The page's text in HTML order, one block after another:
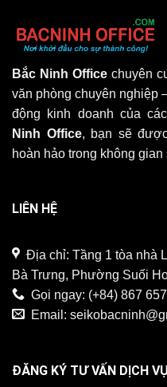
Bắc Ninh Office chuyên
văn phòng chuyên nghiệp
động kinh doanh của
Ninh Office, bạn sẽ
hoàn hảo trong không gian
LIÊN HỆ
Địa chỉ: Tầng 1 tòa nhà
Bà Trưng, Phường Suối
Gọi ngay: (+84) 867
Email:
ĐĂNG KÝ TƯ VẤN DỊCH VỤ